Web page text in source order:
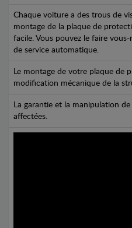
Chaque voiture a des trous de
montage de la plaque de
facile. Vous pouvez le faire
de service automatique.
Le montage de votre plaque de
modification mécanique de la
La garantie et la manipulation
affectées.